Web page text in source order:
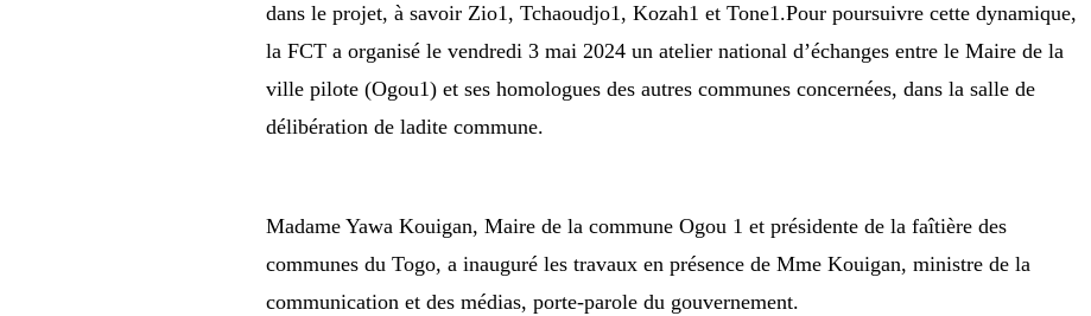
dans le projet, à savoir Zio1, Tchaoudjo1, Kozah1 et Tone1.Pour poursuivre cette dynamique,
la FCT a organisé le vendredi 3 mai 2024 un atelier national d’échanges entre le Maire de la
ville pilote (Ogou1) et ses homologues des autres communes concernées, dans la salle de
délibération de ladite commune.
Madame Yawa Kouigan, Maire de la commune Ogou 1 et présidente de la faîtière des
communes du Togo, a inauguré les travaux en présence de Mme Kouigan, ministre de la
communication et des médias, porte-parole du gouvernement.